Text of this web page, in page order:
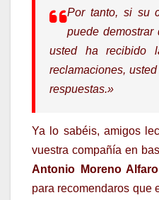
Por tanto, si su
puede demostrar
usted ha recibido
reclamaciones,
respuestas.»
Ya lo sabéis, amigos
vuestra compañía en
Antonio Moreno Alfaro
para recomendaros que